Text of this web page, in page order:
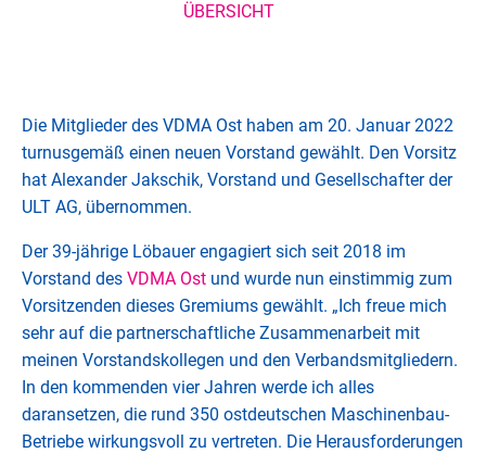
ÜBERSICHT
Die Mitglieder des VDMA Ost haben am 20. Januar 2022
turnusgemäß einen neuen Vorstand gewählt. Den Vorsitz
hat Alexander Jakschik, Vorstand und Gesellschafter der
ULT AG, übernommen.
Der 39-jährige Löbauer engagiert sich seit 2018 im
Vorstand des VDMA Ost und wurde nun einstimmig zum
Vorsitzenden dieses Gremiums gewählt. „Ich freue mich
sehr auf die partnerschaftliche Zusammenarbeit mit
meinen Vorstandskollegen und den Verbandsmitgliedern.
In den kommenden vier Jahren werde ich alles
daransetzen, die rund 350 ostdeutschen Maschinenbau-
Betriebe wirkungsvoll zu vertreten. Die Herausforderungen